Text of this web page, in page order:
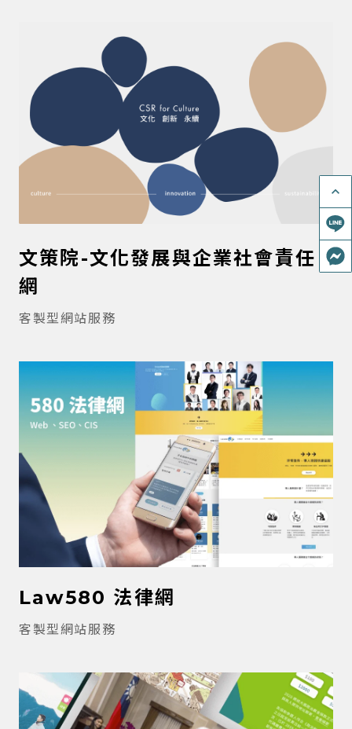
文策院-文化發展與企業社會責任
網
客製型網站服務
Law580 法律網
客製型網站服務
keyboard_arrow_up